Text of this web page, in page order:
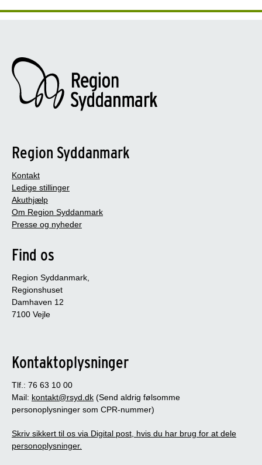
Region Syddanmark
Kontakt
Ledige stillinger
Akuthjælp
Om Region Syddanmark
Presse og nyheder
Find os
Region Syddanmark,
Regionshuset
Damhaven 12
7100 Vejle
Kontaktoplysninger
Tlf.: 76 63 10 00
Mail: kontakt@rsyd.dk (Send aldrig følsomme
personoplysninger som CPR-nummer)
Skriv sikkert til os via Digital post, hvis du har brug for at dele
personoplysninger.